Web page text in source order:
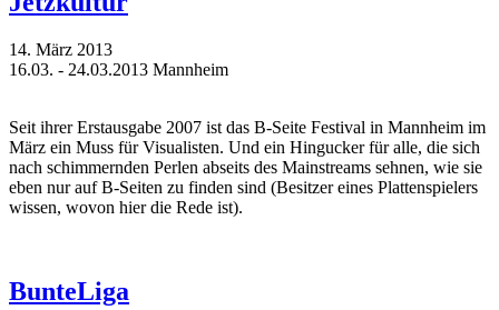
14. März 2013
16.03. - 24.03.2013 Mannheim
Seit ihrer Erstausgabe 2007 ist das B-Seite Festival in Mannheim im
März ein Muss für Visualisten. Und ein Hingucker für alle, die sich
nach schimmernden Perlen abseits des Mainstreams sehnen, wie sie
eben nur auf B-Seiten zu finden sind (Besitzer eines Plattenspielers
wissen, wovon hier die Rede ist).
BunteLiga